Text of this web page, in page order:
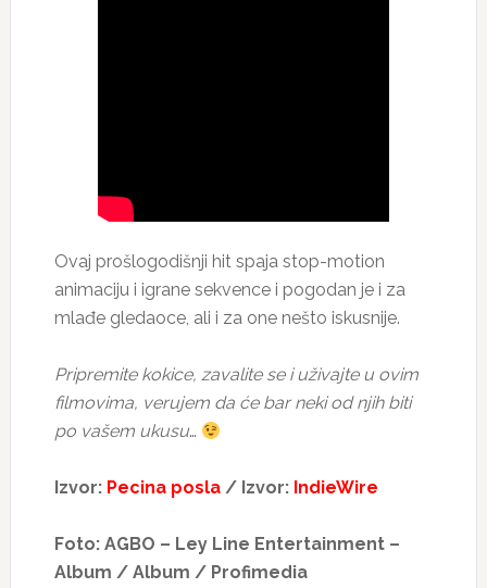
Ovaj prošlogodišnji hit spaja stop-motion
animaciju i igrane sekvence i pogodan je i za
mlađe gledaoce, ali i za one nešto iskusnije.
Pripremite kokice, zavalite se i uživajte u ovim
filmovima, verujem da će bar neki od njih biti
po vašem ukusu…
Izvor: Pecina posla/ Izvor: IndieWire
Foto: AGBO – Ley Line Entertainment –
Album / Album / Profimedia